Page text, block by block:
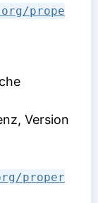
prope
Version
proper